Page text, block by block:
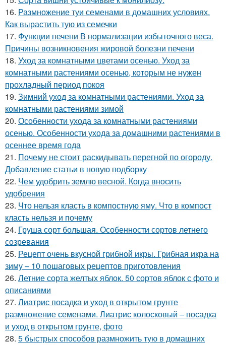
16. Размножение туи семенами в домашних условиях.
Как вырастить тую из семечки
17. Функции печени В нормализации избыточного веса.
Причины возникновения жировой болезни печени
18. Уход за комнатными цветами осенью. Уход за
комнатными растениями осенью, которым не нужен
прохладный период покоя
19. Зимний уход за комнатными растениями. Уход за
комнатными растениями зимой
20. Особенности ухода за комнатными растениями
осенью. Особенности ухода за домашними растениями в
осеннее время года
21. Почему не стоит раскидывать перегной по огороду.
Добавление статьи в новую подборку
22. Чем удобрить землю весной. Когда вносить
удобрения
23. Что нельзя класть в компостную яму. Что в компост
класть нельзя и почему
24. Груша сорт большая. Особенности сортов летнего
созревания
25. Рецепт очень вкусной грибной икры. Грибная икра на
зиму – 10 пошаговых рецептов приготовления
26. Летние сорта желтых яблок. 50 сортов яблок с фото и
описаниями
27. Лиатрис посадка и уход в открытом грунте
размножение семенами. Лиатрис колосковый – посадка
и уход в открытом грунте, фото
28. 5 быстрых способов размножить тую в домашних